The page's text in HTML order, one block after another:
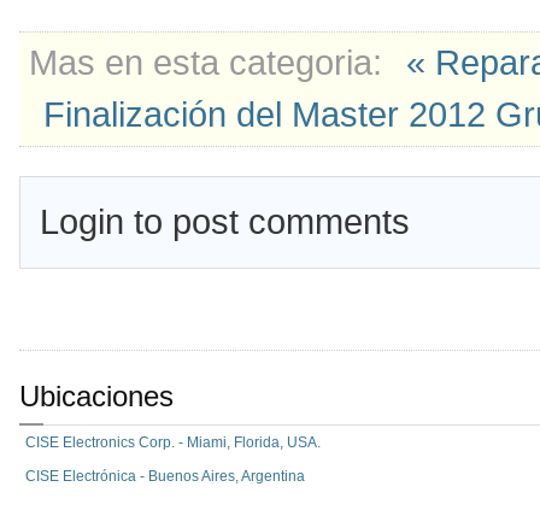
Mas en esta categoria:
«
Finalización del Master 2012
Login to post comments
Ubicaciones
CISE Electronics Corp. - Miami, Florida, USA.
CISE Electrónica - Buenos Aires, Argentina